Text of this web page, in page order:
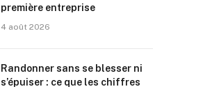
première entreprise
4 août 2026
Randonner sans se blesser ni
s’épuiser : ce que les chiffres